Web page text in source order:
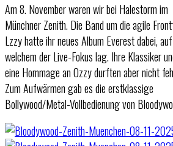
Am 8. November waren wir bei Halestorm im
Münchner Zenith. Die Band um die agile
Lzzy hatte ihr neues Album Everest dabei, auf
welchem der Live-Fokus lag. Ihre Klassiker
eine Hommage an Ozzy durften aber nicht
Zum Aufwärmen gab es die erstklassige
Bollywood/Metal-Vollbedienung von